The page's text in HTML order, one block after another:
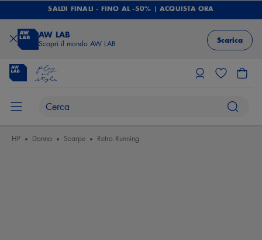
SALDI FINALI - FINO AL -50% | ACQUISTA ORA
AW LAB
Scopri il mondo AW LAB Scarica
HP Donna Scarpe Retro Running